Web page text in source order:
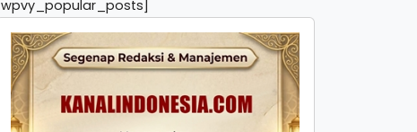
[wpvy_popular_posts]